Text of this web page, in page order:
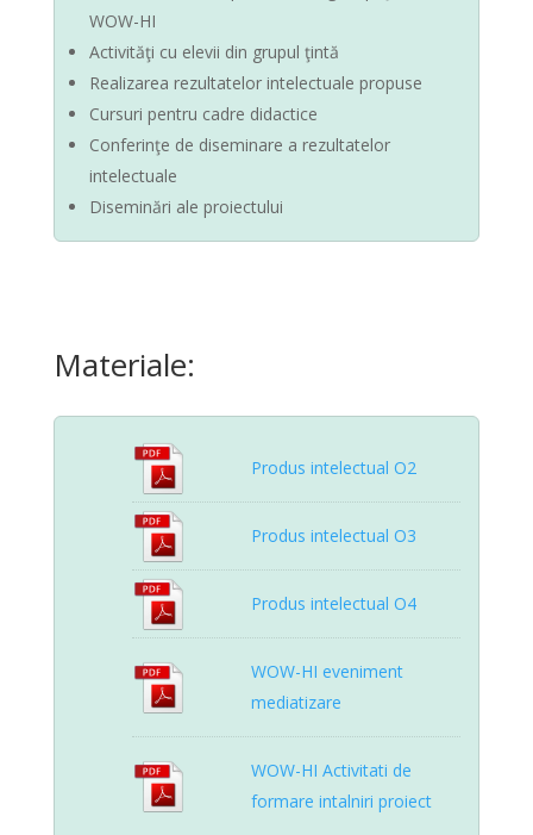
WOW-HI
Activităţi cu elevii din grupul ţintă
Realizarea rezultatelor intelectuale propuse
Cursuri pentru cadre didactice
Conferinţe de diseminare a rezultatelor
intelectuale
Diseminări ale proiectului
Materiale:
Produs intelectual O2
Produs intelectual O3
Produs intelectual O4
WOW-HI eveniment
mediatizare
WOW-HI Activitati de
formare intalniri proiect